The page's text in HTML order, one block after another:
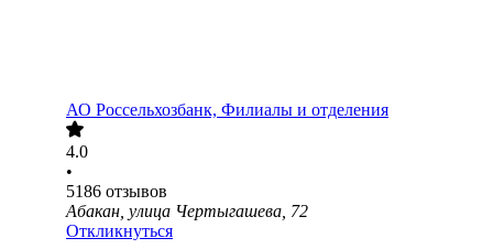
АО Россельхозбанк, Филиалы и отделения
4.0
•
5186 отзывов
Абакан, улица Чертыгашева, 72
Откликнуться